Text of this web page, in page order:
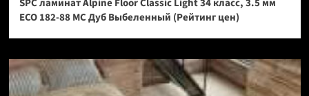
SPC ламинат Alpine Floor Classic Light 34 класс, 3.5 мм
ECO 182-88 МС Дуб Выбеленный (Рейтинг цен)